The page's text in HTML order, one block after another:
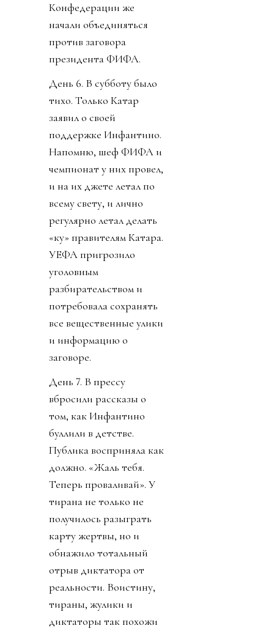
Конфедерации же
начали объединяться
против заговора
президента ФИФА.
День 6. В субботу было
тихо. Только Катар
заявил о своей
поддержке Инфантино.
Напомню, шеф ФИФА и
чемпионат у них провел,
и на их джете летал по
всему свету, и лично
регулярно летал делать
«ку» правителям Катара.
УЕФА пригрозило
уголовным
разбирательством и
потребовала сохранять
все вещественные улики
и информацию о
заговоре.
День 7. В прессу
вбросили рассказы о
том, как Инфантино
буллили в детстве.
Публика восприняла как
должно. «Жаль тебя.
Теперь проваливай». У
тирана не только не
получилось разыграть
карту жертвы, но и
обнажило тотальный
отрыв диктатора от
реальности. Воистину,
тираны, жулики и
диктаторы так похожи